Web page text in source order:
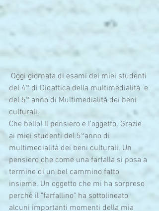
del 4° di Didattica della multimedialità  e
del 5° anno di Multimedialità dei beni
culturali.
Che bello! Il pensiero e l'oggetto. Grazie
ai miei studenti del 5°anno di
multimedialità dei beni culturali. Un
pensiero che come una farfalla si posa a
termine di un bel cammino fatto
insieme. Un oggetto che mi ha sorpreso
perchè il "farfallino" ha sottolineato
alcuni importanti momenti della mia